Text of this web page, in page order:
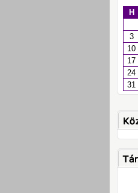
H
3
10
17
24
31